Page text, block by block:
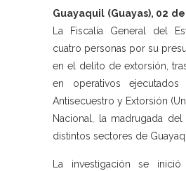
Guayaquil (Guayas), 02
La Fiscalía General del
cuatro personas por su
en el delito de extorsión,
en operativos
Antisecuestro y Extorsión
Nacional, la madrugada
distintos sectores de
La investigación se